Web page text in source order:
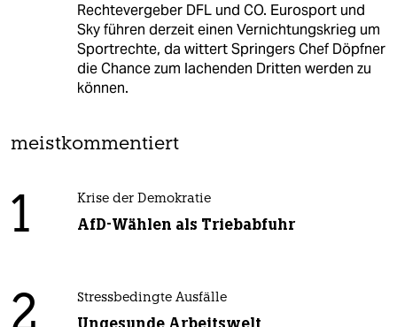
Rechtevergeber DFL und CO. Eurosport und
Sky führen derzeit einen Vernichtungskrieg um
Sportrechte, da wittert Springers Chef Döpfner
die Chance zum lachenden Dritten werden zu
können.
meistkommentiert
1 Krise der Demokratie
AfD-Wählen als Triebabfuhr
Stressbedingte Ausfälle